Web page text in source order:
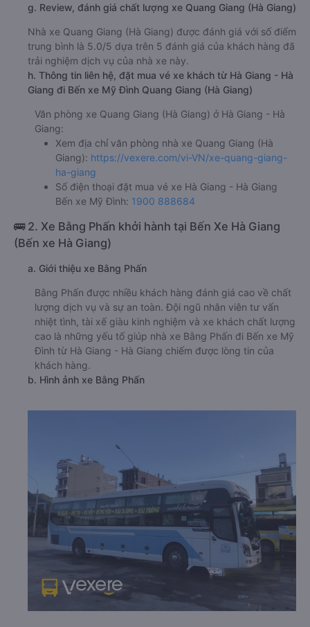
g. Review, đánh giá chất lượng xe Quang Giang (Hà Giang)
Nhà xe Quang Giang (Hà Giang) được đánh giá với số điểm
trung bình là 5.0/5 dựa trên 5 đánh giá của khách hàng đã
trải nghiệm dịch vụ của nhà xe này.
h. Thông tin liên hệ, đặt mua vé xe khách từ Hà Giang - Hà
Giang đi Bến xe Mỹ Đình Quang Giang (Hà Giang)
Văn phòng xe Quang Giang (Hà Giang) ở Hà Giang - Hà
Giang:
Xem địa chỉ văn phòng nhà xe Quang Giang (Hà
Giang): https://vexere.com/vi-VN/xe-quang-giang-
ha-giang
Số điện thoại đặt mua vé xe Hà Giang - Hà Giang
Bến xe Mỹ Đình: 1900 888684
🚌 2. Xe Bằng Phấn khởi hành tại Bến Xe Hà Giang
(Bến xe Hà Giang)
a. Giới thiệu xe Bằng Phấn
Bằng Phấn được nhiều khách hàng đánh giá cao về chất
lượng dịch vụ và sự an toàn. Đội ngũ nhân viên tư vấn
nhiệt tình, tài xế giàu kinh nghiệm và xe khách chất lượng
cao là những yếu tố giúp nhà xe Bằng Phấn đi Bến xe Mỹ
Đình từ Hà Giang - Hà Giang chiếm được lòng tin của
khách hàng.
b. Hình ảnh xe Bằng Phấn